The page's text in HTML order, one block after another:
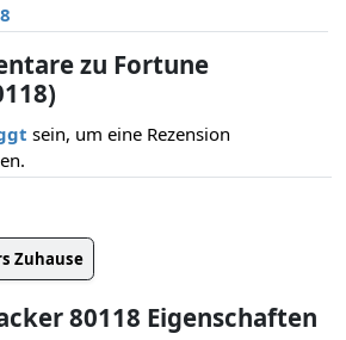
zu Fortune
sein, um eine Rezension
Zuhause
80118 Eigenschaften